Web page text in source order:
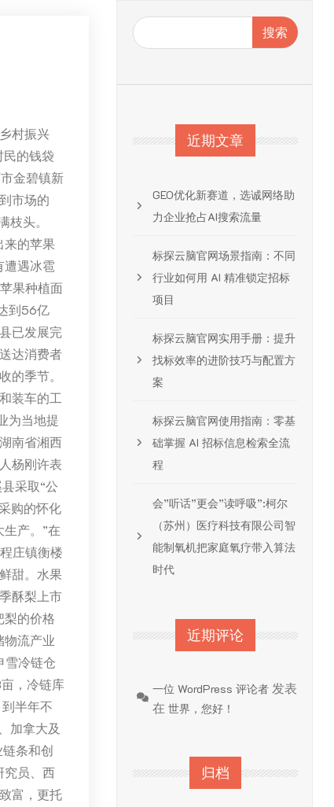
村振兴
的钱袋
金碧镇新
市场的
头。
来的苹果
遭遇冰雹
果种植面
到56亿
已发展完
达消费者
的季节。
装车的工
为当地提
南省湘西
杨刚许表
采取“公
购的怀化
产。”在
庄镇衡楼
甜。水果
酥梨上市
梨的价格
物流产业
雪冷链仓
，冷链库
半年不
加拿大及
条和创
究员、西
富，更托
搜索
近期文章
GEO优化新赛道，选诚网络助
力企业抢占AI搜索流量
标探云脑官网场景指南：不同
行业如何用 AI 精准锁定招标
项目
标探云脑官网实用手册：提升
找标效率的进阶技巧与配置方
案
标探云脑官网使用指南：零基
础掌握 AI 招标信息检索全流
程
会”听话”更会”读呼吸”:柯尔
（苏州）医疗科技有限公司智
能制氧机把家庭氧疗带入算法
时代
近期评论
一位 WordPress 评论者 发表
在世界，您好！
归档